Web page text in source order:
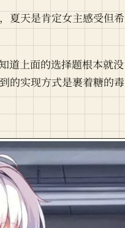
夏天是肯定女主感受但希
道上面的选择题根本就没
的实现方式是裹着糖的毒